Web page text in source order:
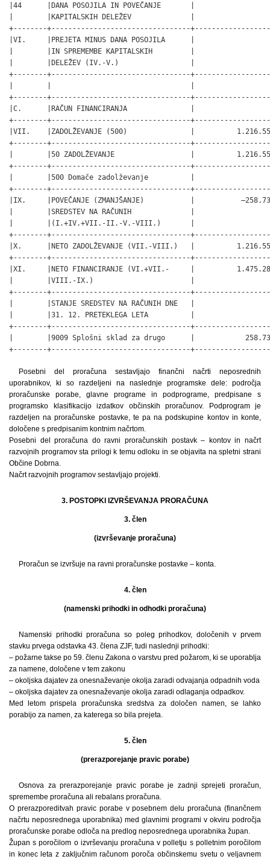
|44      |DANA POSOJILA IN POVEČANJE       |
|        |KAPITALSKIH DELEŽEV              |
+--------+---------------------------------
|VI.     |PREJETA MINUS DANA POSOJILA      |
|        |IN SPREMEMBE KAPITALSKIH         |
|        |DELEŽEV (IV.-V.)                 |
+--------+---------------------------------
+--------+---------------------------------
|C.      |RAČUN FINANCIRANJA               |
+--------+---------------------------------
|VII.    |ZADOLŽEVANJE (500)               |
+--------+---------------------------------
|        |50 ZADOLŽEVANJE                  |
+--------+---------------------------------
|        |500 Domače zadolževanje          |
+--------+---------------------------------
|IX.     |POVEČANJE (ZMANJŠANJE)           |
|        |SREDSTEV NA RAČUNIH              |
|        |(I.+IV.+VII.-II.-V.-VIII.)       |
+--------+---------------------------------
|X.      |NETO ZADOLŽEVANJE (VII.-VIII.)   |
+--------+---------------------------------
|XI.     |NETO FINANCIRANJE (VI.+VII.-     |
|        |VIII.-IX.)                       |
+--------+---------------------------------
|        |STANJE SREDSTEV NA RAČUNIH DNE   |
|        |31. 12. PRETEKLEGA LETA          |
+--------+---------------------------------
|        |9009 Splošni sklad za drugo      |
+--------+---------------------------------
Posebni del proračuna sestavljajo finančni načrti neposrednih
uporabnikov, ki so razdeljeni na naslednje programske dele: področja
proračunske porabe, glavne programe in podprograme, predpisane s
programsko klasifikacijo izdatkov občinskih proračunov. Podprogram je
razdeljen na proračunske postavke, te pa na podskupine kontov in konte,
določene s predpisanim kontnim načrtom.
Posebni del proračuna do ravni proračunskih postavk – kontov in načrt
razvojnih programov sta prilogi k temu odloku in se objavita na spletni strani
Občine Dobrna.
Načrt razvojnih programov sestavljajo projekti.
3. POSTOPKI IZVRŠEVANJA PRORAČUNA
3. člen
(izvrševanje proračuna)
Proračun se izvršuje na ravni proračunske postavke – konta.
4. člen
(namenski prihodki in odhodki proračuna)
Namenski prihodki proračuna so poleg prihodkov, določenih v prvem
stavku prvega odstavka 43. člena ZJF, tudi naslednji prihodki:
– požarne takse po 59. členu Zakona o varstvu pred požarom, ki se uporablja
za namene, določene v tem zakonu
– okoljska dajatev za onesnaževanje okolja zaradi odvajanja odpadnih voda
– okoljska dajatev za onesnaževanje okolja zaradi odlaganja odpadkov.
Med letom prispela proračunska sredstva za določen namen, se lahko
porabijo za namen, za katerega so bila prejeta.
5. člen
(prerazporejanje pravic porabe)
Osnova za prerazporejanje pravic porabe je zadnji sprejeti proračun,
spremembe proračuna ali rebalans proračuna.
O prerazporeditvah pravic porabe v posebnem delu proračuna (finančnem
načrtu neposrednega uporabnika) med glavnimi programi v okviru področja
proračunske porabe odloča na predlog neposrednega uporabnika župan.
Župan s poročilom o izvrševanju proračuna v polletju s polletnim poročilom
in konec leta z zaključnim računom poroča občinskemu svetu o veljavnem